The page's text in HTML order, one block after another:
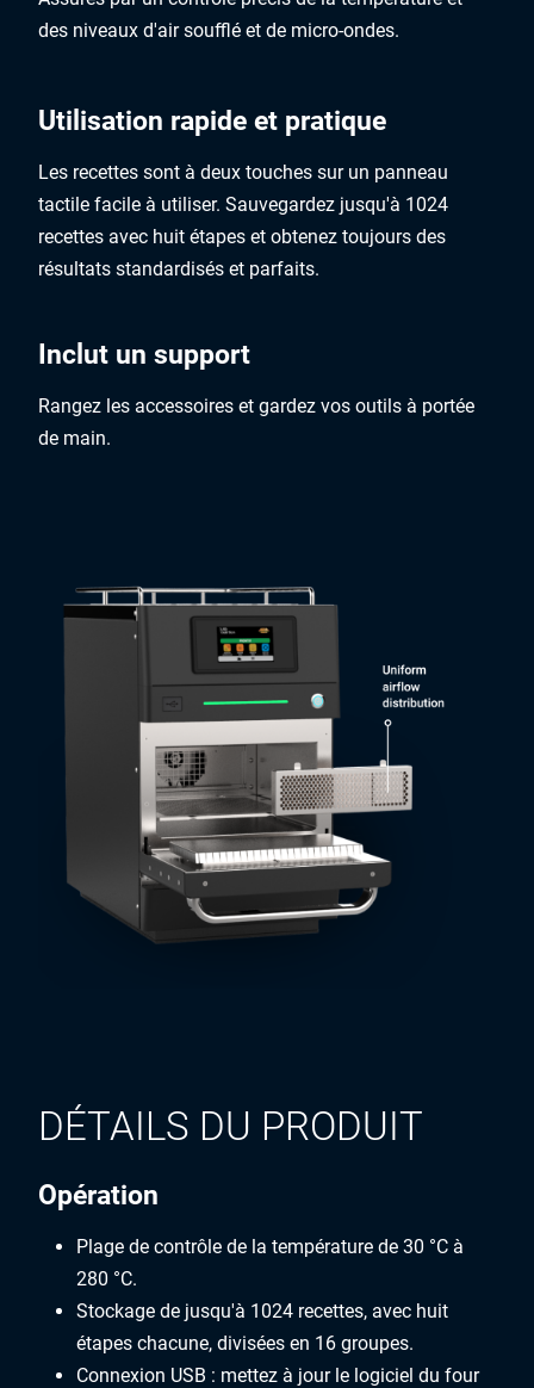
des niveaux d'air soufflé et de micro-ondes.
Utilisation rapide et pratique
Les recettes sont à deux touches sur un panneau
tactile facile à utiliser. Sauvegardez jusqu'à 1024
recettes avec huit étapes et obtenez toujours des
résultats standardisés et parfaits.
Inclut un support
Rangez les accessoires et gardez vos outils à portée
de main.
DÉTAILS DU PRODUIT
Opération
Plage de contrôle de la température de 30 °C à
280 °C.
Stockage de jusqu'à 1024 recettes, avec huit
étapes chacune, divisées en 16 groupes.
Connexion USB : mettez à jour le logiciel du four